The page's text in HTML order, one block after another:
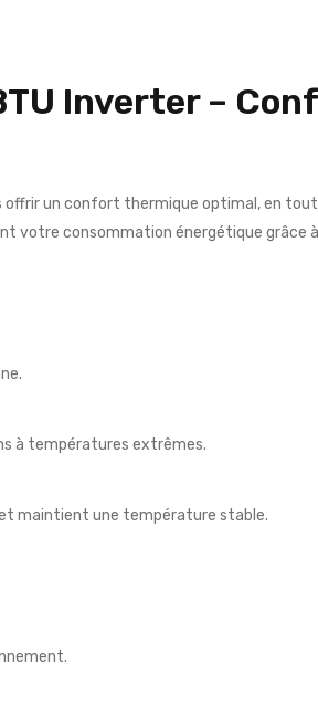
Inverter –
offrir un confort thermique optimal, en
votre consommation énergétique grâce
à températures extrêmes.
maintient une température stable.